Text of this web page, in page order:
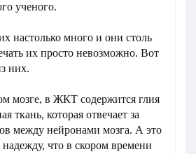
ученого.
настолько много и они столь
их просто невозможно. Вот
них.
мозге, в ЖКТ содержится глия
ткань, которая отвечает за
между нейронами мозга. А это
надежду, что в скором времени